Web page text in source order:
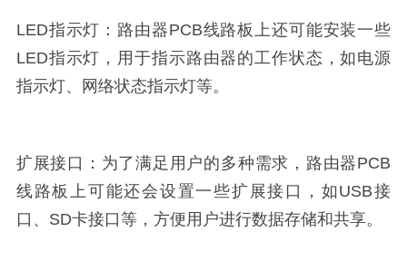
LED指示灯：路由器PCB线路板上还可能安装一些
LED指示灯，用于指示路由器的工作状态，如电源
指示灯、网络状态指示灯等。
扩展接口：为了满足用户的多种需求，路由器PCB
线路板上可能还会设置一些扩展接口，如USB接
口、SD卡接口等，方便用户进行数据存储和共享。